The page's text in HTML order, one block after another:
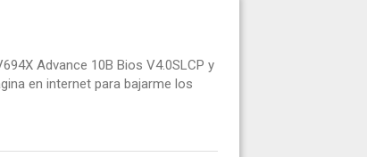
Advance 10B Bios V4.0SLCP y
en internet para bajarme los